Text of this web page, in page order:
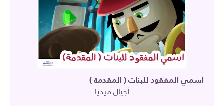
اسمي المفقود للبنات ( المقدمة )
أجيال ميديا